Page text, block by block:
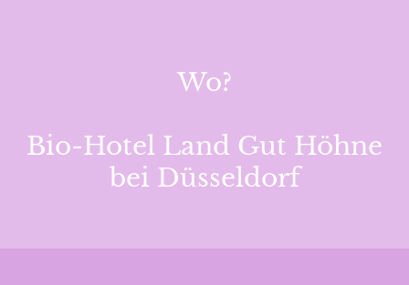
Wo?
Bio-Hotel Land Gut Höhne
bei Düsseldorf